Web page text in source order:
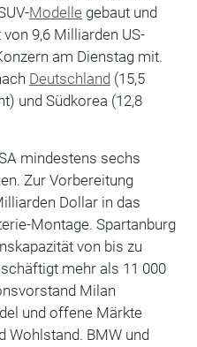
Modelle gebaut und
9,6 Milliarden US-
am Dienstag mit.
Deutschland (15,5
und Südkorea (12,8
mindestens sechs
Zur Vorbereitung
Dollar in das
Montage. Spartanburg
von bis zu
mehr als 11 000
Milan
und offene Märkte
Wohlstand. BMW und